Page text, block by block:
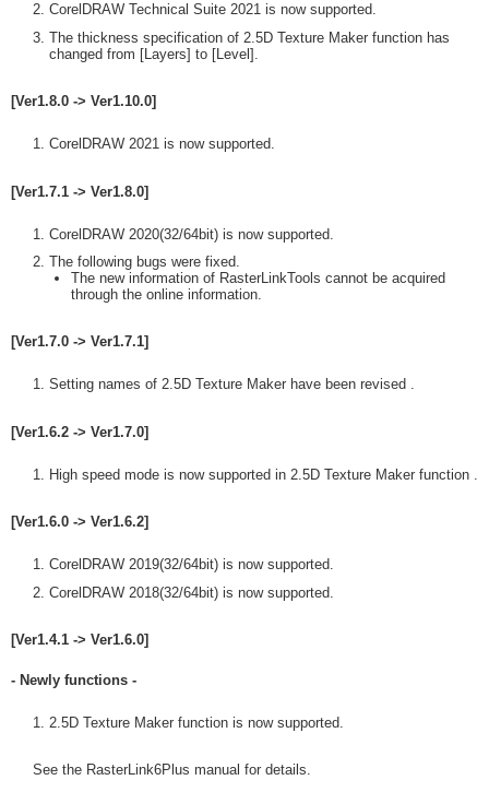
CorelDRAW Technical Suite 2021 is now supported.
The thickness specification of 2.5D Texture Maker function has
changed from [Layers] to [Level].
[Ver1.8.0 -> Ver1.10.0]
CorelDRAW 2021 is now supported.
[Ver1.7.1 -> Ver1.8.0]
CorelDRAW 2020(32/64bit) is now supported.
The following bugs were fixed.
The new information of RasterLinkTools cannot be acquired
through the online information.
[Ver1.7.0 -> Ver1.7.1]
Setting names of 2.5D Texture Maker have been revised .
[Ver1.6.2 -> Ver1.7.0]
High speed mode is now supported in 2.5D Texture Maker function .
[Ver1.6.0 -> Ver1.6.2]
CorelDRAW 2019(32/64bit) is now supported.
CorelDRAW 2018(32/64bit) is now supported.
[Ver1.4.1 -> Ver1.6.0]
- Newly functions -
2.5D Texture Maker function is now supported.
See the RasterLink6Plus manual for details.